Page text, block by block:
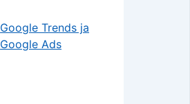
Google Trends ja
Google Ads